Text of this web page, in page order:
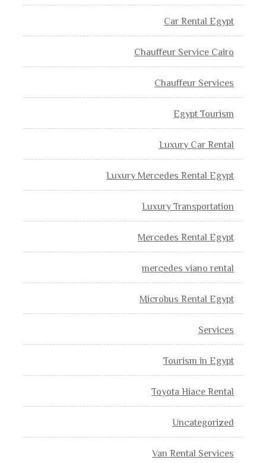
Car Rental Egypt
Chauffeur Service Cairo
Chauffeur Services
Egypt Tourism
Luxury Car Rental
Luxury Mercedes Rental Egypt
Luxury Transportation
Mercedes Rental Egypt
mercedes viano rental
Microbus Rental Egypt
Services
Tourism in Egypt
Toyota Hiace Rental
Uncategorized
Van Rental Services